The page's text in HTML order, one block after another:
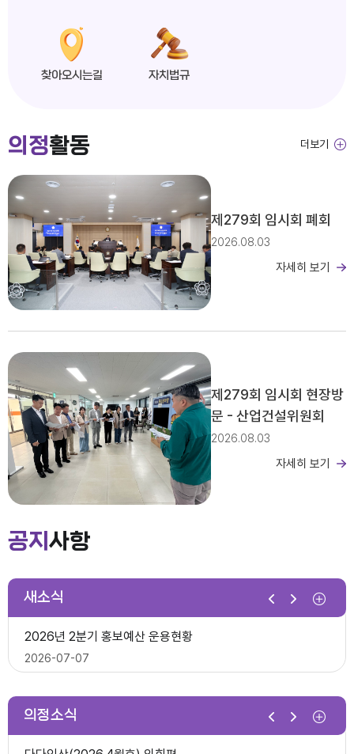
익산시의회, 제279회 임시회 개회
2026년 2분기 홍보예산 운용현황
제279회 익산시의회(임시회) 의사일정(안)
제279회 익산시의회 임시회 집회공고
제278회 익산시의회 임시회 의사일정(안)
찾아오시는길 자치법규
의정활동
제279회 임시회 폐회
2026.08.03
자세히 보기
제279회 임시회 현장방
문 - 산업건설위원회
2026.08.03
자세히 보기
더보기
공지 사항
새소식
2026-03-26
2026년 2분기 홍보예산 운용현황
2026-07-07
의정소식
다다익산(2025.12월호) 의회편
2025-12-03